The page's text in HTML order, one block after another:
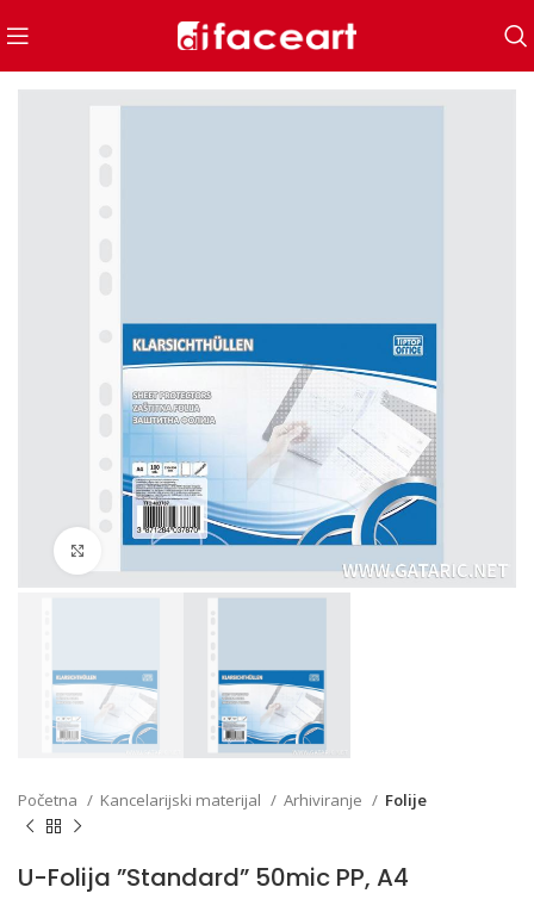
Click to enlarge
Početna Kancelarijski materijal Arhiviranje Folije
U-Folija ”Standard” 50mic PP, A4